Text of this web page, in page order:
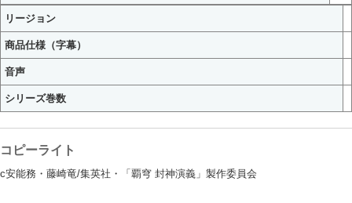
リージョン
商品仕様（字幕）
音声
シリーズ巻数
コピーライト
c安能務・藤崎竜/集英社・「覇穹 封神演義」製作委員会